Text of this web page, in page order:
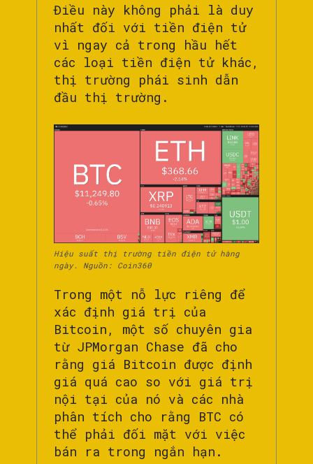
Điều này không phải là duy
nhất đối với tiền điện tử
vì ngay cả trong hầu hết
các loại tiền điện tử khác,
thị trường phái sinh dẫn
đầu thị trường.
Hiệu suất thị trường tiền điện tử hàng
ngày. Nguồn: Coin360
Trong một nỗ lực riêng để
xác định giá trị của
Bitcoin, một số chuyên gia
từ JPMorgan Chase đã cho
rằng giá Bitcoin được định
giá quá cao so với giá trị
nội tại của nó và các nhà
phân tích cho rằng BTC có
thể phải đối mặt với việc
bán ra trong ngắn hạn.